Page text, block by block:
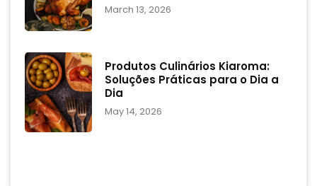
March 13, 2026
Produtos Culinários Kiaroma:
Soluções Práticas para o Dia a
Dia
May 14, 2026